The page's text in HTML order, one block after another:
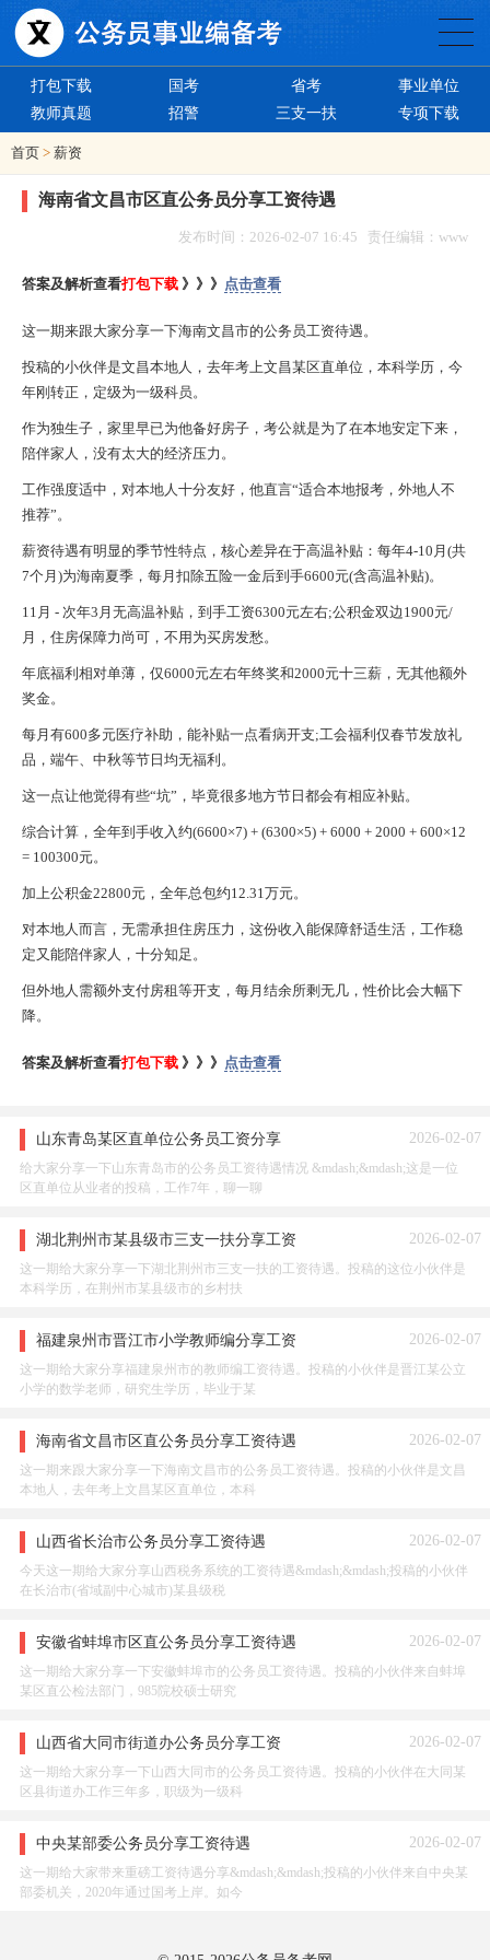
打包下载 国考 省考
事业单位
教师真题
招警 三支一扶 专项下载
首页 > 薪资
海南省文昌市区直公务员分享工资待遇
发布时间：2026-02-07 16:45 责任编辑：www
答案及解析查看打包下载 》》》 点击查看
这一期来跟大家分享一下海南文昌市的公务员工资待遇。
投稿的小伙伴是文昌本地人，去年考上文昌某区直单位，本科学历，今
年刚转正，定级为一级科员。
作为独生子，家里早已为他备好房子，考公就是为了在本地安定下来，
陪伴家人，没有太大的经济压力。
工作强度适中，对本地人十分友好，他直言“适合本地报考，外地人不
推荐”。
薪资待遇有明显的季节性特点，核心差异在于高温补贴：每年4-10月(共
7个月)为海南夏季，每月扣除五险一金后到手6600元(含高温补贴)。
11月 - 次年3月无高温补贴，到手工资6300元左右;公积金双边1900元/
月，住房保障力尚可，不用为买房发愁。
年底福利相对单薄，仅6000元左右年终奖和2000元十三薪，无其他额外
奖金。
每月有600多元医疗补助，能补贴一点看病开支;工会福利仅春节发放礼
品，端午、中秋等节日均无福利。
这一点让他觉得有些“坑”，毕竟很多地方节日都会有相应补贴。
综合计算，全年到手收入约(6600×7) + (6300×5) + 6000 + 2000 + 600×12
= 100300元。
加上公积金22800元，全年总包约12.31万元。
对本地人而言，无需承担住房压力，这份收入能保障舒适生活，工作稳
定又能陪伴家人，十分知足。
但外地人需额外支付房租等开支，每月结余所剩无几，性价比会大幅下
降。
答案及解析查看打包下载 》》》 点击查看
山东青岛某区直单位公务员工资分享 2026-02-07
给大家分享一下山东青岛市的公务员工资待遇情况 &mdash;&mdash;这是一位
区直单位从业者的投稿，工作7年，聊一聊
湖北荆州市某县级市三支一扶分享工资 2026-02-07
这一期给大家分享一下湖北荆州市三支一扶的工资待遇。投稿的这位小伙伴是
本科学历，在荆州市某县级市的乡村扶
福建泉州市晋江市小学教师编分享工资 2026-02-07
这一期给大家分享福建泉州市的教师编工资待遇。投稿的小伙伴是晋江某公立
小学的数学老师，研究生学历，毕业于某
海南省文昌市区直公务员分享工资待遇 2026-02-07
这一期来跟大家分享一下海南文昌市的公务员工资待遇。投稿的小伙伴是文昌
本地人，去年考上文昌某区直单位，本科
山西省长治市公务员分享工资待遇 2026-02-07
今天这一期给大家分享山西税务系统的工资待遇&mdash;&mdash;投稿的小伙伴
在长治市(省域副中心城市)某县级税
安徽省蚌埠市区直公务员分享工资待遇 2026-02-07
这一期给大家分享一下安徽蚌埠市的公务员工资待遇。投稿的小伙伴来自蚌埠
某区直公检法部门，985院校硕士研究
山西省大同市街道办公务员分享工资 2026-02-07
这一期给大家分享一下山西大同市的公务员工资待遇。投稿的小伙伴在大同某
区县街道办工作三年多，职级为一级科
中央某部委公务员分享工资待遇 2026-02-07
这一期给大家带来重磅工资待遇分享&mdash;&mdash;投稿的小伙伴来自中央某
部委机关，2020年通过国考上岸。如今